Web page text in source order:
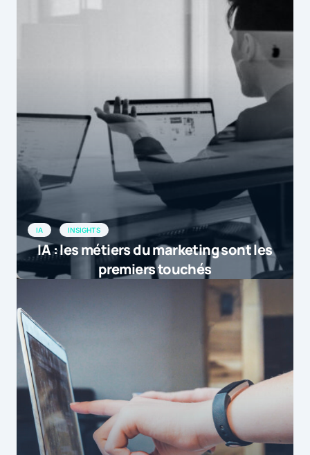
IA INSIGHTS
IA : les métiers du marketing sont les
premiers touchés